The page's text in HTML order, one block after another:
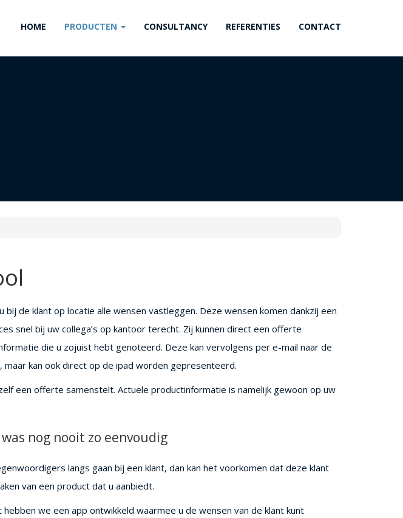
HOME PRODUCTEN CONSULTANCY REFERENTIES CONTACT
bij de klant op locatie alle wensen vastleggen. Deze wensen komen dankzij een
snel bij uw collega’s op kantoor terecht. Zij kunnen direct een offerte
die u zojuist hebt genoteerd. Deze kan vervolgens per e-mail naar de
maar kan ook direct op de ipad worden gepresenteerd.
een offerte samenstelt. Actuele productinformatie is namelijk gewoon op uw
nog nooit zo eenvoudig
langs gaan bij een klant, dan kan het voorkomen dat deze klant
van een product dat u aanbiedt.
we een app ontwikkeld waarmee u de wensen van de klant kunt